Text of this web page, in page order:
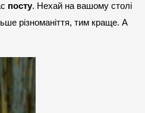
посту. Нехай на вашому столі
різноманіття, тим краще. А